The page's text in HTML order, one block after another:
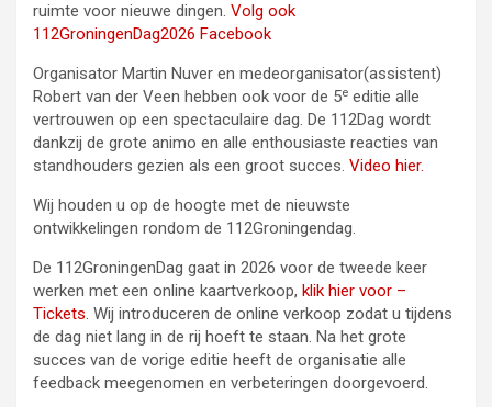
ruimte voor nieuwe dingen. Volg ook
112GroningenDag2026 Facebook
Organisator Martin Nuver en medeorganisator(assistent)
Robert van der Veen hebben ook voor de 5e editie alle
vertrouwen op een spectaculaire dag. De 112Dag wordt
dankzij de grote animo en alle enthousiaste reacties van
standhouders gezien als een groot succes. Video hier.
Wij houden u op de hoogte met de nieuwste
ontwikkelingen rondom de 112Groningendag.
De 112GroningenDag gaat in 2026 voor de tweede keer
werken met een online kaartverkoop, klik hier voor –
Tickets. Wij introduceren de online verkoop zodat u tijdens
de dag niet lang in de rij hoeft te staan. Na het grote
succes van de vorige editie heeft de organisatie alle
feedback meegenomen en verbeteringen doorgevoerd.